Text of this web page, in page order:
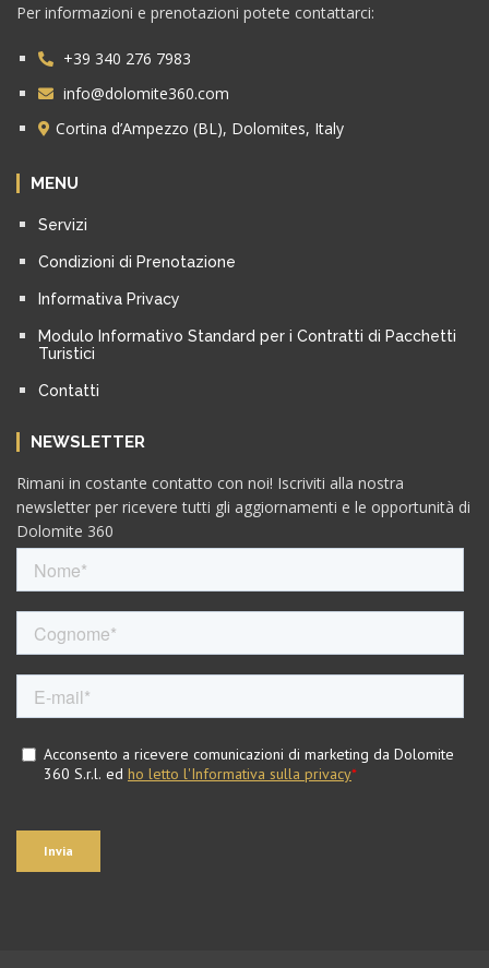
Per informazioni e prenotazioni potete contattarci:
+39 340 276 7983
info@dolomite360.com
Cortina d’Ampezzo (BL), Dolomites, Italy
MENU
Servizi
Condizioni di Prenotazione
Informativa Privacy
Modulo Informativo Standard per i Contratti di Pacchetti
Turistici
Contatti
NEWSLETTER
Rimani in costante contatto con noi! Iscriviti alla nostra
newsletter per ricevere tutti gli aggiornamenti e le opportunità di
Dolomite 360